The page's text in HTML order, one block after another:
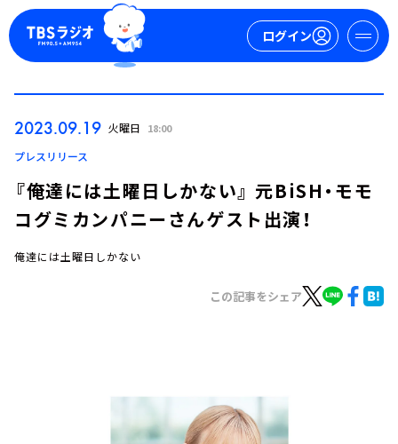
ログイン
イベント・グッズ
2023.09.19 火曜日 18:00
プレスリリース
『俺達には土曜日しかない』 元BiSH・モモ
コグミカンパニーさんゲスト出演！
俺達には土曜日しかない
この記事をシェア